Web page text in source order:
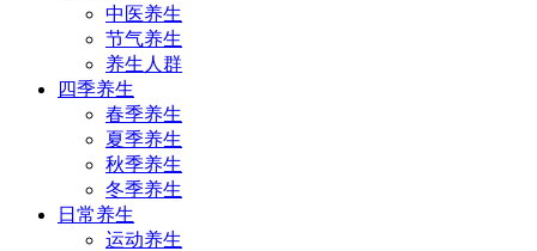
中医养生
节气养生
养生人群
四季养生
春季养生
夏季养生
秋季养生
冬季养生
日常养生
运动养生